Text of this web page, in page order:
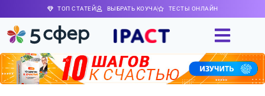
ТОП СТАТЕЙ ВЫБРАТЬ КОУЧА ТЕСТЫ ОНЛАЙН